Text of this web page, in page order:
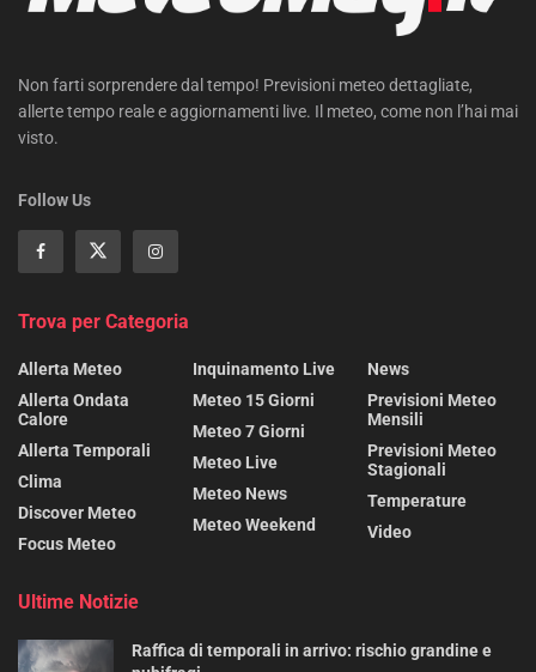
Non farti sorprendere dal tempo! Previsioni meteo dettagliate,
allerte tempo reale e aggiornamenti live. Il meteo, come non l’hai mai
visto.
Follow Us
Trova per Categoria
Allerta Meteo
Allerta Ondata
Calore
Allerta Temporali
Clima
Discover Meteo
Focus Meteo
Inquinamento Live
Meteo 15 Giorni
Meteo 7 Giorni
Meteo Live
Meteo News
Meteo Weekend
News
Previsioni Meteo
Mensili
Previsioni Meteo
Stagionali
Temperature
Video
Ultime Notizie
Raffica di temporali in arrivo: rischio grandine e